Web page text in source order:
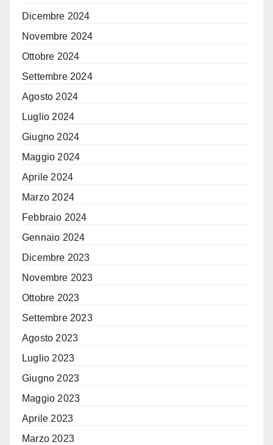
Dicembre 2024
Novembre 2024
Ottobre 2024
Settembre 2024
Agosto 2024
Luglio 2024
Giugno 2024
Maggio 2024
Aprile 2024
Marzo 2024
Febbraio 2024
Gennaio 2024
Dicembre 2023
Novembre 2023
Ottobre 2023
Settembre 2023
Agosto 2023
Luglio 2023
Giugno 2023
Maggio 2023
Aprile 2023
Marzo 2023